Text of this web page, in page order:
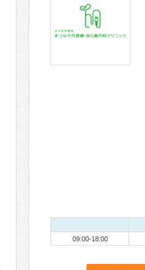
09:00-18:00